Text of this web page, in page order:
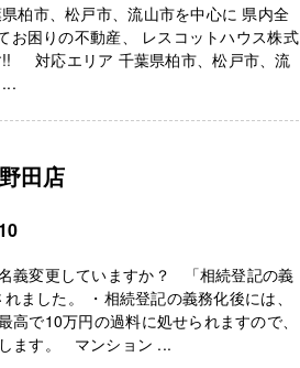
柏市、松戸市、流山市を中心に 県内全
困りの不動産、 レスコットハウス株式
!! 対応エリア 千葉県柏市、松戸市、流
田店
義変更していますか？ 「相続登記の義
ました。 ・相続登記の義務化後には、
で10万円の過料に処せられますので、
ます。 マンション ...